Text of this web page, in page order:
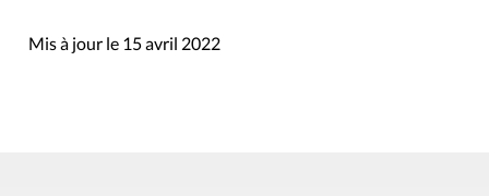
Mis à jour le 15 avril 2022